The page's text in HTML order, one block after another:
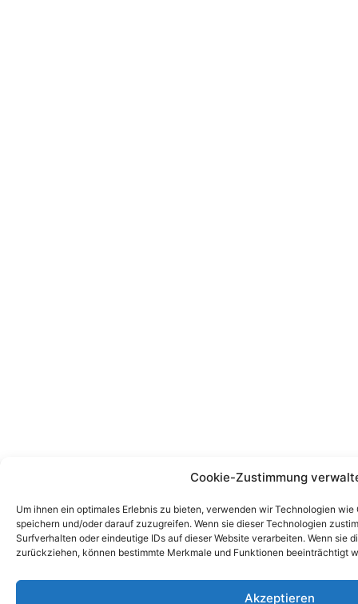
Cookie-Zustimmung
Um ihnen ein optimales Erlebnis zu bieten, verwenden wir Technologien
speichern und/oder darauf zuzugreifen. Wenn sie dieser Technologien
Surfverhalten oder eindeutige IDs auf dieser Website verarbeiten. Wenn sie
zurückziehen, können bestimmte Merkmale und Funktionen beeinträchtigt
Akzeptieren